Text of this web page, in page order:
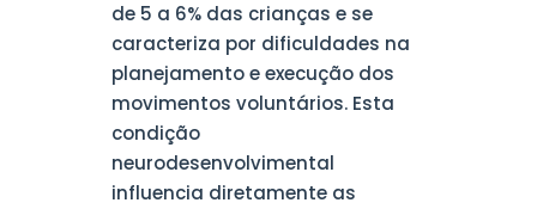
de 5 a 6% das crianças e se
caracteriza por dificuldades na
planejamento e execução dos
movimentos voluntários. Esta
condição
neurodesenvolvimental
influencia diretamente as